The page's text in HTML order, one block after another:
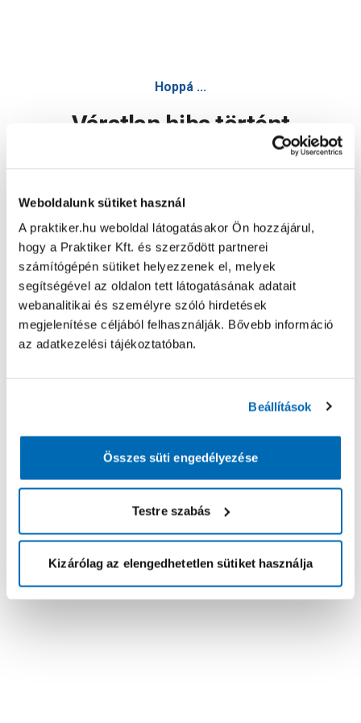
Weboldalunk sütiket használ
A praktiker.hu weboldal látogatásakor Ön hozzájárul,
hogy a Praktiker Kft. és szerződött partnerei
számítógépén sütiket helyezzenek el, melyek
segítségével az oldalon tett látogatásának adatait
webanalitikai és személyre szóló hirdetések
megjelenítése céljából felhasználják. Bővebb információ
az adatkezelési tájékoztatóban.
Beállítások
Összes süti engedélyezése
Testre szabás
Kizárólag az elengedhetetlen sütiket használja
Hoppá ...
Váratlan hiba történt
Oldal újratöltése